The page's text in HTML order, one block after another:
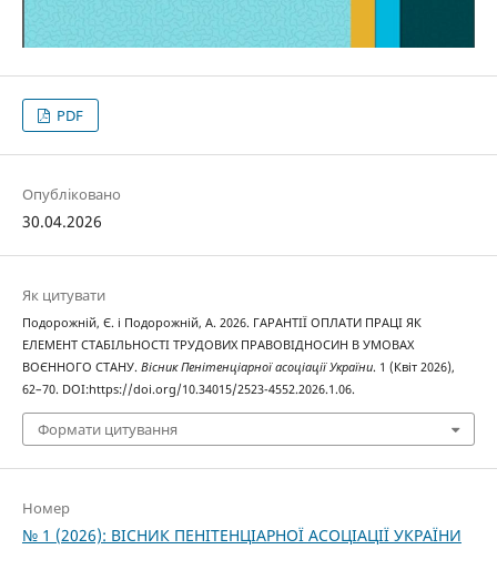
PDF
Опубліковано
30.04.2026
Як цитувати
Подорожній, Є. і Подорожній, А. 2026. ГАРАНТІЇ ОПЛАТИ ПРАЦІ ЯК
ЕЛЕМЕНТ СТАБІЛЬНОСТІ ТРУДОВИХ ПРАВОВІДНОСИН В УМОВАХ
ВОЄННОГО СТАНУ. Вісник Пенітенціарної асоціації України. 1 (Квіт 2026),
62–70. DOI:https://doi.org/10.34015/2523-4552.2026.1.06.
Формати цитування
Номер
№ 1 (2026): ВІСНИК ПЕНІТЕНЦІАРНОЇ АСОЦІАЦІЇ УКРАЇНИ